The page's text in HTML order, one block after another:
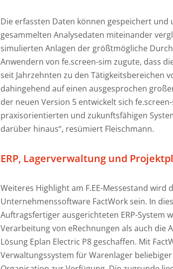
Die erfassten Daten können gespeichert
gesammelten Analysedaten miteinander
simulierten Anlagen der größtmögliche
Anwendern von fe.screen-sim zugute, dass
seit Jahrzehnten zu den Tätigkeitsbereichen
dahingehend auf einen ausgesprochen
der neuen Version 5 entwickelt sich
praxisorientierten und zukunftsfähigen
darüber hinaus“, resümiert Fleischmann.
ERP, Lagerverwaltung und
Weiteres Highlight am F.EE-Messestand wird
Unternehmenssoftware FactWork sein. In
Auftragsfertiger ausgerichteten ERP-System
Verarbeitung von eRechnungen als auch die
Lösung Eplan Electric P8 geschaffen. Mit
Verwaltungssystem für Warenlager